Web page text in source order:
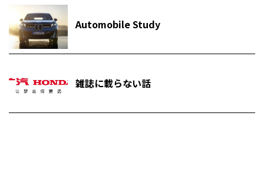
Automobile Study
雑誌に載らない話